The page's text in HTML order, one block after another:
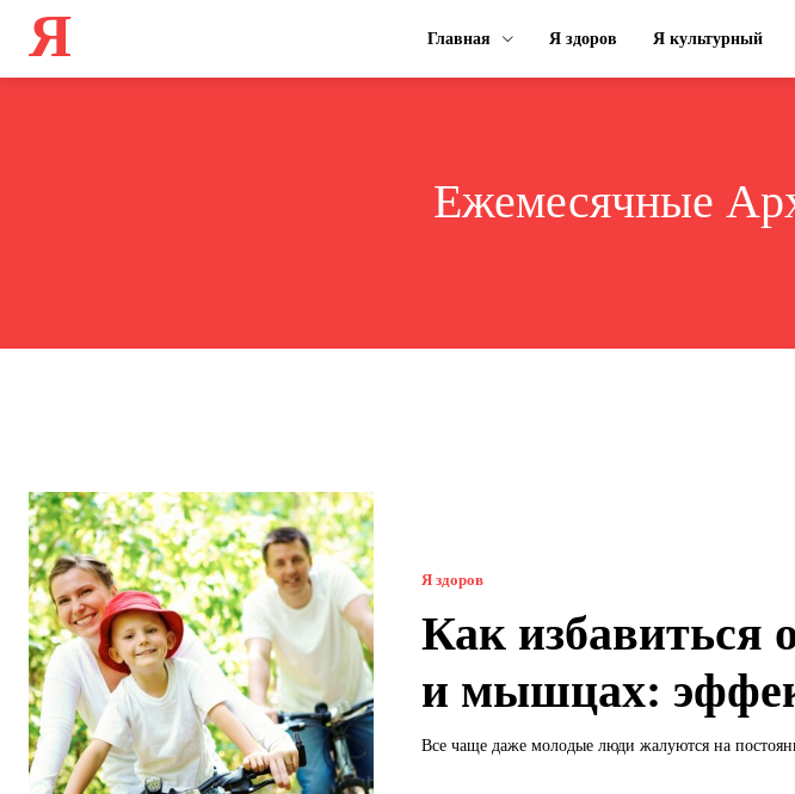
Я Главная Я здоров Я культурный
Ежемесячные
Я здоров
Как избавиться
и мышцах:
Все чаще даже молодые люди жалуются на